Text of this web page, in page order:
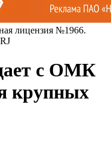
лицензия №1966.
с ОМК
крупных